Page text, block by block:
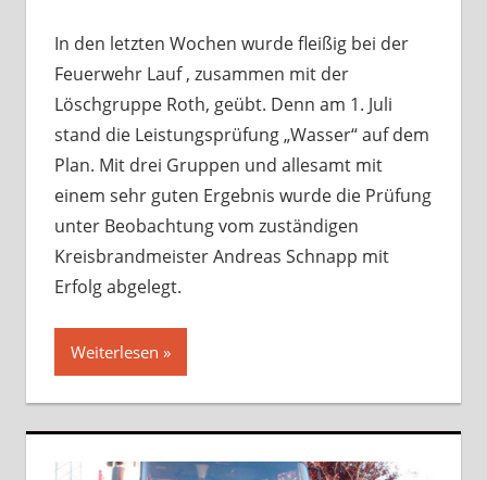
In den letzten Wochen wurde fleißig bei der
Feuerwehr Lauf , zusammen mit der
Löschgruppe Roth, geübt. Denn am 1. Juli
stand die Leistungsprüfung „Wasser“ auf dem
Plan. Mit drei Gruppen und allesamt mit
einem sehr guten Ergebnis wurde die Prüfung
unter Beobachtung vom zuständigen
Kreisbrandmeister Andreas Schnapp mit
Erfolg abgelegt.
Weiterlesen